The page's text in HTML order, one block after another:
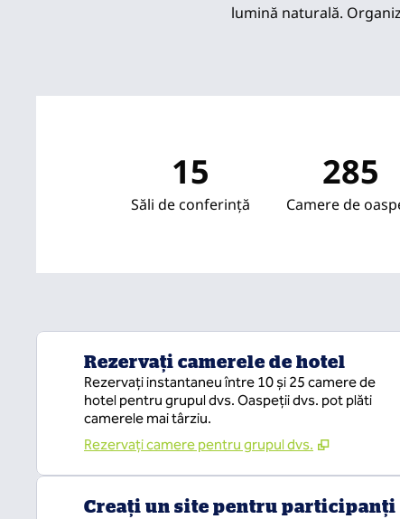
lumină naturală.
15
Săli de conferință
285
Camere de
Rezervați camerele de hotel
Rezervați instantaneu între 10 și 25 camere de
hotel pentru grupul dvs. Oaspeții dvs. pot plăti
camerele mai târziu.
Rezervați camere pentru grupul dvs.
Creați un site pentru participanți